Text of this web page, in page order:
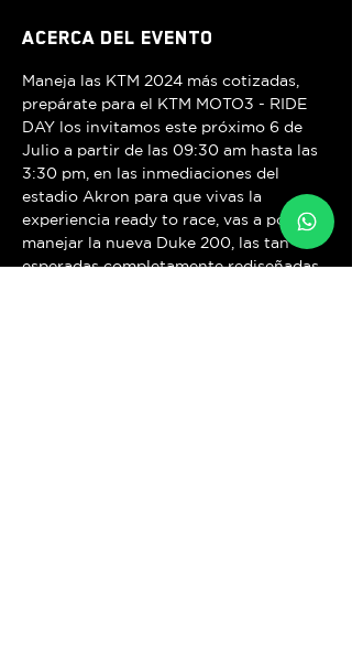
Acerca del evento
Maneja las KTM 2024 más cotizadas,
prepárate para el KTM MOTO3 - RIDE
DAY los invitamos este próximo 6 de
Julio a partir de las 09:30 am hasta las
3:30 pm, en las inmediaciones del
estadio Akron para que vivas la
experiencia ready to race, vas a poder
manejar la nueva Duke 200, las tan
esperadas completamente rediseñadas